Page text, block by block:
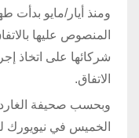
ومنذ أيار/مايو بدأت
المنصوص عليها
شركائها على اتخاذ
الاتفاق.
وبحسب صحيفة
الخميس في نيويورك